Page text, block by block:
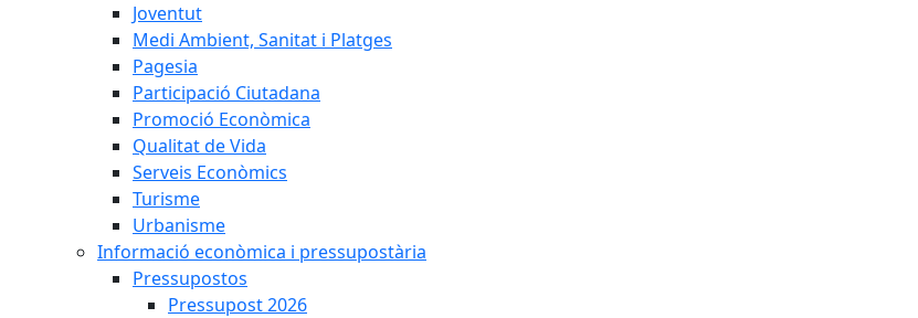
Joventut
Medi Ambient, Sanitat i Platges
Pagesia
Participació Ciutadana
Promoció Econòmica
Qualitat de Vida
Serveis Econòmics
Turisme
Urbanisme
Informació econòmica i pressupostària
Pressupostos
Pressupost 2026